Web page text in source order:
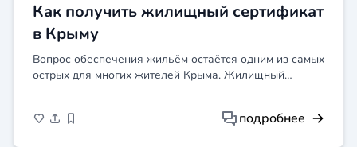
консультации.
Как получить жилищный сертификат
в Крыму
Вопрос обеспечения жильём остаётся одним из самых
острых для многих жителей Крыма. Жилищный
бюджетных с...
подробнее